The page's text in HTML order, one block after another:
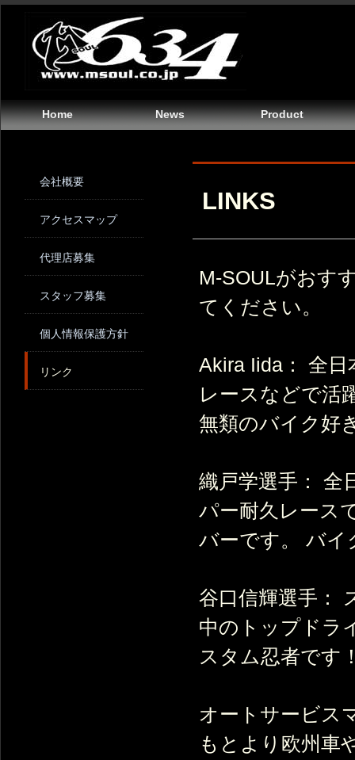
Home News Product
LINKS
M-SOULがおす
てください。
Akira Iida： 全
レースなどで活
無類のバイク好
織戸学選手： 全
パー耐久レース
バーです。 バイ
谷口信輝選手：
中のトップドラ
スタム忍者です
オートサービス
もとより欧州車
会社概要
アクセスマップ
代理店募集
スタッフ募集
個人情報保護方針
リンク